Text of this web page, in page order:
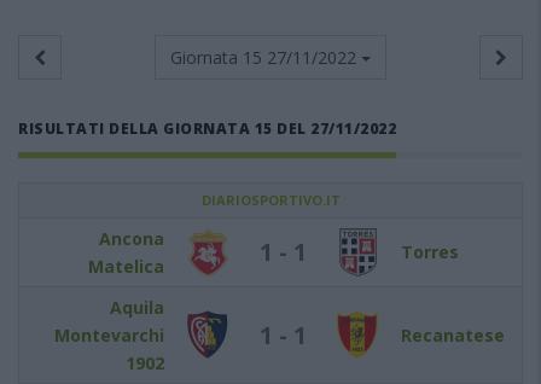
Giornata 15 27/11/2022
RISULTATI DELLA GIORNATA 15 DEL 27/11/2022
DIARIOSPORTIVO.IT
Ancona
Matelica
1 - 1 Torres
Aquila
Montevarchi
1902
1 - 1 Recanatese